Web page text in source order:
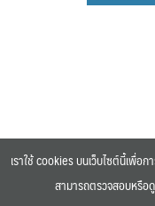
©2025
เราใช้ cookies บนเว็บไซต์นี้เพื่อ
สามารถตรวจสอบหรือ